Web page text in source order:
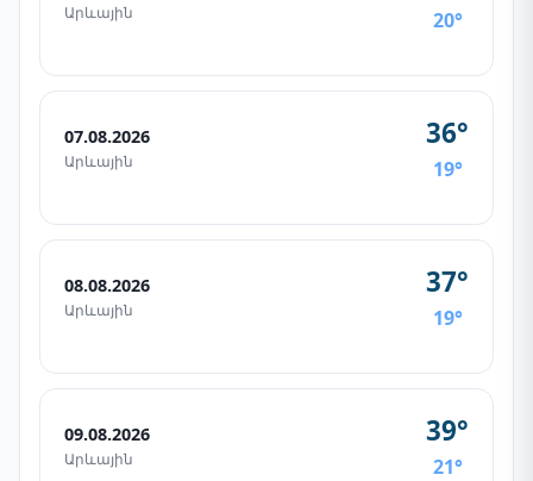
Արևային 20°
07.08.2026
Արևային
36°
19°
08.08.2026
Արևային
37°
19°
09.08.2026
Արևային
39°
21°